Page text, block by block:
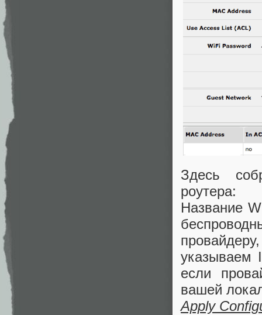
Здесь
роутера:
Название
указываем
если
вашей
Apply